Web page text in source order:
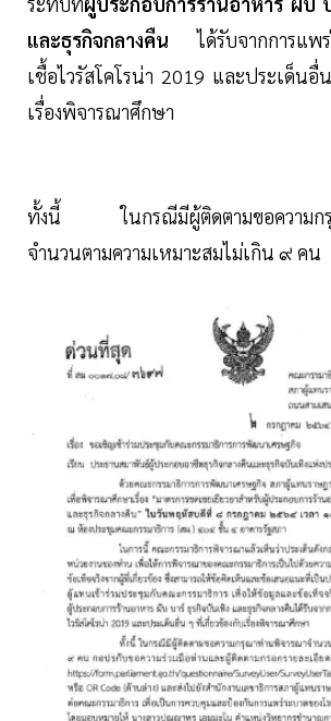
และธุรกิจกลางคืนได้รับจากการแพ
เชื้อไวรัสโคโรน่า 2019 และประเด็นอื่
เรื่องพิจารณาศึกษา
ทั้งนี้ ในกรณีมีผู้ติดตามขอความกรุ
จำนวนตามความเหมาะสมไม่เกิน ๙ คน